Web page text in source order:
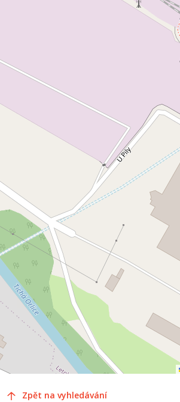
Zpět na vyhledávání